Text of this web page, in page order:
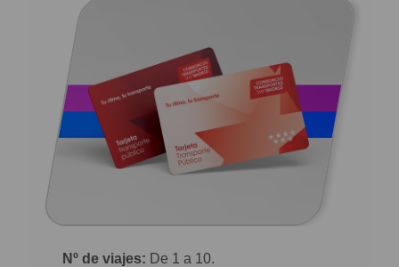
Nº de viajes: De 1 a 10.